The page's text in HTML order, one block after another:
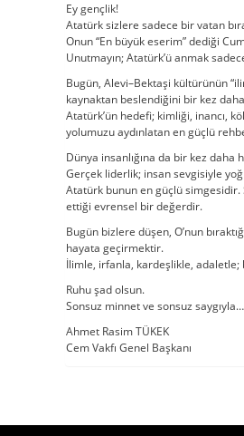
Ey gençlik!
Atatürk sizlere sadece bir vatan
Onun “En büyük eserim” dediği
Unutmayın; Atatürk’ü anmak
Bugün, Alevi–Bektaşi kültürünün
kaynaktan beslendiğini bir kez
Atatürk’ün hedefi; kimliği, inancı,
yolumuzu aydınlatan en güçlü
Dünya insanlığına da bir kez daha
Gerçek liderlik; insan sevgisiyle
Atatürk bunun en güçlü simgesidir.
ettiği evrensel bir değerdir.
Bugün bizlere düşen, O’nun
hayata geçirmektir.
İlimle, irfanla, kardeşlikle,
Ruhu şad olsun.
Sonsuz minnet ve sonsuz saygıyla…
Ahmet Rasim TÜKEK
Cem Vakfı Genel Başkanı